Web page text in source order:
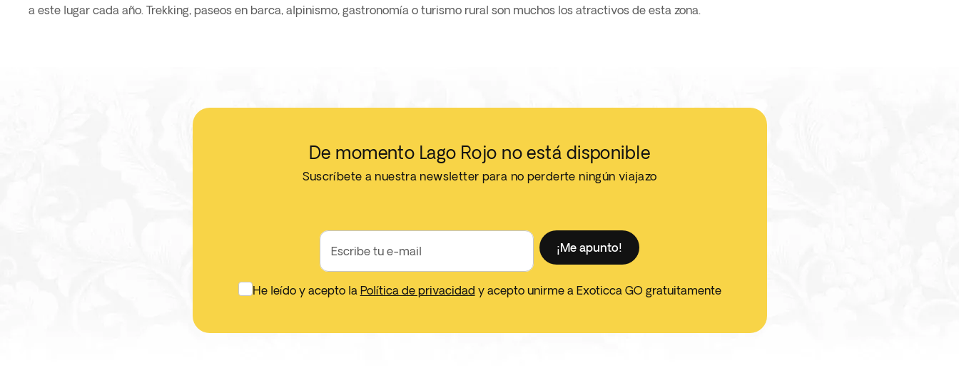
a este lugar cada año. Trekking, paseos en barca, alpinismo, gastronomía o turismo rural son muchos los atractivos de esta zona.
De momento Lago Rojo no está disponible
Suscríbete a nuestra newsletter para no perderte ningún viajazo
Escribe tu e-mail ¡Me apunto!
He leído y acepto la Política de privacidad y acepto unirme a Exoticca GO gratuitamente